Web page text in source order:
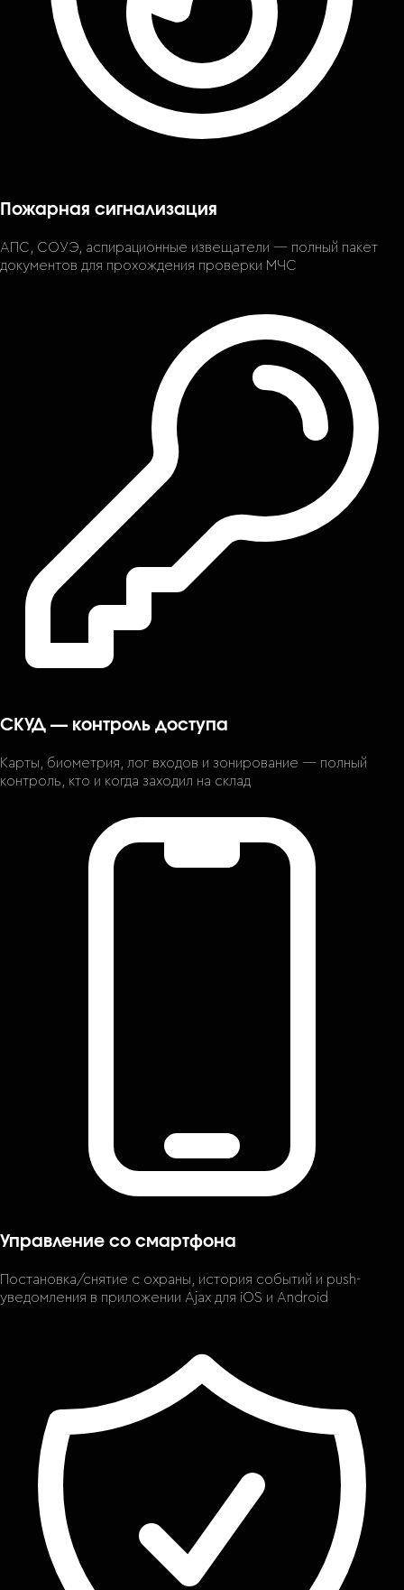
Пожарная сигнализация
АПС, СОУЭ, аспирационные извещатели — полный пакет
документов для прохождения проверки МЧС
СКУД — контроль доступа
Карты, биометрия, лог входов и зонирование — полный
контроль, кто и когда заходил на склад
Управление со смартфона
Постановка/снятие с охраны, история событий и push-
уведомления в приложении Ajax для iOS и Android